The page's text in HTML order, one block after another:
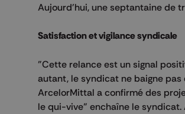
Aujourd'hui, une septantaine de
Satisfaction et vigilance syndicale
"Cette relance est un signal
autant, le syndicat ne baigne
ArcelorMittal a confirmé des
le qui-vive" enchaîne le